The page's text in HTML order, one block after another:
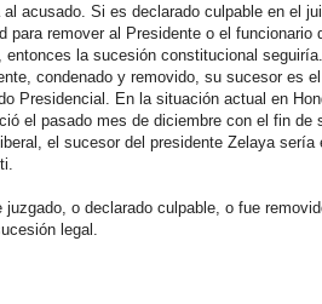
acusado. Si es declarado culpable en el
remover al Presidente o el funcionario
la sucesión constitucional
condenado y removido, su sucesor es
Presidencial. En la situación actual en
el pasado mes de diciembre con el fin de
el sucesor del presidente Zelaya sería
o declarado culpable, o fue
legal.